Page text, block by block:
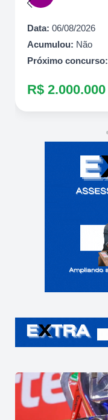
Data: 06/08/2026
Acumulou: Não
Próximo concurso:
R$ 2.000.000